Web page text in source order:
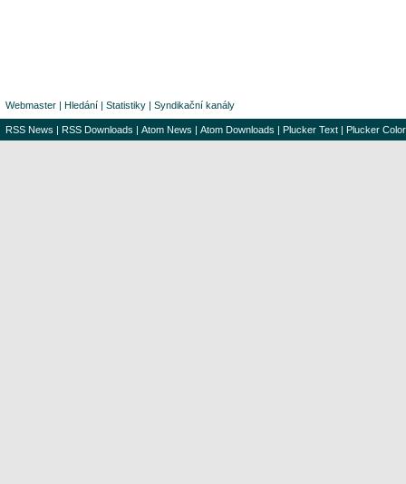
Webmaster | Hledání | Statistiky | Syndikační kanály
RSS News | RSS Downloads | Atom News | Atom Downloads | Plucker Text | Plucker Color